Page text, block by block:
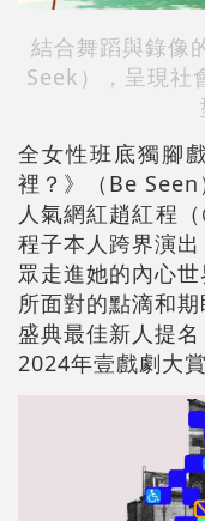
結合舞蹈與錄像
Seek），呈現社
全女性班底獨腳
裡？》（Be
人氣網紅趙紅程
程子本人跨界演
眾走進她的內心
所面對的點滴和
盛典最佳新人提
2024年壹戲劇大